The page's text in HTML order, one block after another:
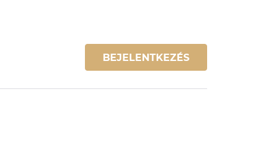
BEJELENTKEZÉS